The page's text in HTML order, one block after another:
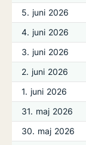
5. juni 2026
4. juni 2026
3. juni 2026
2. juni 2026
1. juni 2026
31. maj 2026
30. maj 2026